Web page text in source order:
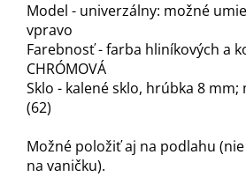
Model - univerzálny: možné
vpravo
Farebnosť - farba hliníkových a
CHRÓMOVÁ
Sklo - kalené sklo, hrúbka 8 mm;
(62)
Možné položiť aj na podlahu
na vaničku).